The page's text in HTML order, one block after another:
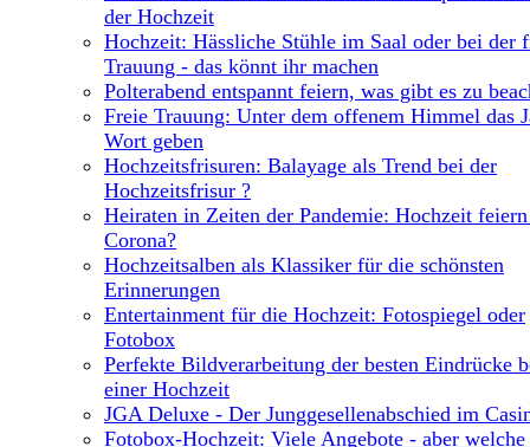
der Hochzeit
Hochzeit: Hässliche Stühle im Saal oder bei der
Trauung - das könnt ihr machen
Polterabend entspannt feiern, was gibt es zu
Freie Trauung: Unter dem offenem Himmel das
Wort geben
Hochzeitsfrisuren: Balayage als Trend bei der
Hochzeitsfrisur ?
Heiraten in Zeiten der Pandemie: Hochzeit
Corona?
Hochzeitsalben als Klassiker für die schönsten
Erinnerungen
Entertainment für die Hochzeit: Fotospiegel oder
Fotobox
Perfekte Bildverarbeitung der besten Eindrücke
einer Hochzeit
JGA Deluxe - Der Junggesellenabschied im
Fotobox-Hochzeit: Viele Angebote - aber